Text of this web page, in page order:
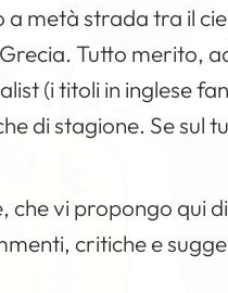
metà strada tra il
Tutto merito,
(i titoli in inglese
di stagione. Se sul
vi propongo qui
critiche e